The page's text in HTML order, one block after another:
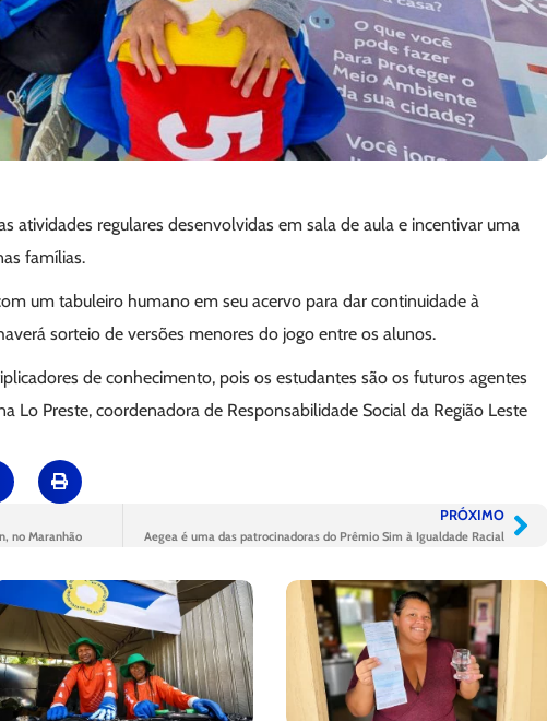
atividades regulares desenvolvidas em sala de aula e incentivar uma
famílias.
um tabuleiro humano em seu acervo para dar continuidade à
sorteio de versões menores do jogo entre os alunos.
de conhecimento, pois os estudantes são os futuros agentes
Lo Preste, coordenadora de Responsabilidade Social da Região Leste
no Maranhão
PRÓXIMO
Aegea é uma das patrocinadoras do Prêmio Sim à Igualdade Racial